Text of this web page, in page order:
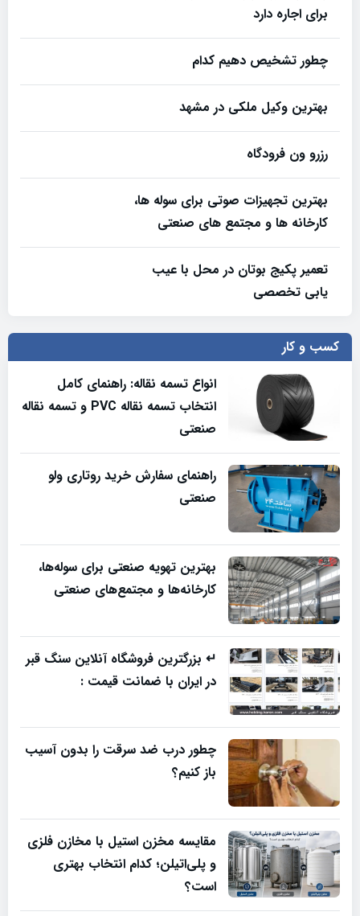
برای اجاره دارد
چطور تشخیص دهیم کدام
بهترین وکیل ملکی در مشهد
رزرو ون فرودگاه
بهترین تجهیزات صوتی برای سوله‌ ها،
کارخانه‌ ها و مجتمع‌ های صنعتی
تعمیر پکیج بوتان در محل با عیب
یابی تخصصی
کسب و کار
انواع تسمه نقاله: راهنمای کامل
انتخاب تسمه نقاله PVC و تسمه نقاله
صنعتی
راهنمای سفارش خرید روتاری ولو
صنعتی
بهترین تهویه صنعتی برای سوله‌ها،
کارخانه‌ها و مجتمع‌های صنعتی
↵ بزرگترین فروشگاه آنلاین سنگ قبر
در ایران با ضمانت قیمت :
چطور درب ضد سرقت را بدون آسیب
باز کنیم؟
مقایسه مخزن استیل با مخازن فلزی
و پلی‌اتیلن؛ کدام انتخاب بهتری
است؟